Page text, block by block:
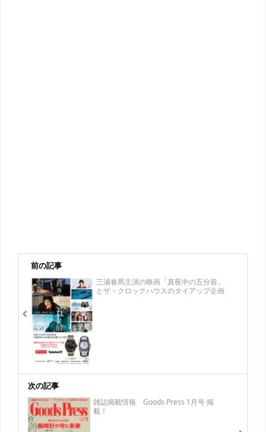
前の記事
三浦春馬主演の映画「真夜中の五分前」
とザ・クロックハウスのタイアップ企画
次の記事
雑誌掲載情報 Goods Press 1月号 掲
載！